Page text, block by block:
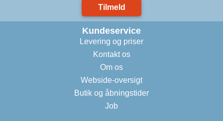
Tilmeld
Kundeservice
Levering og priser
Kontakt os
Om os
Webside-oversigt
Butik og åbningstider
Job